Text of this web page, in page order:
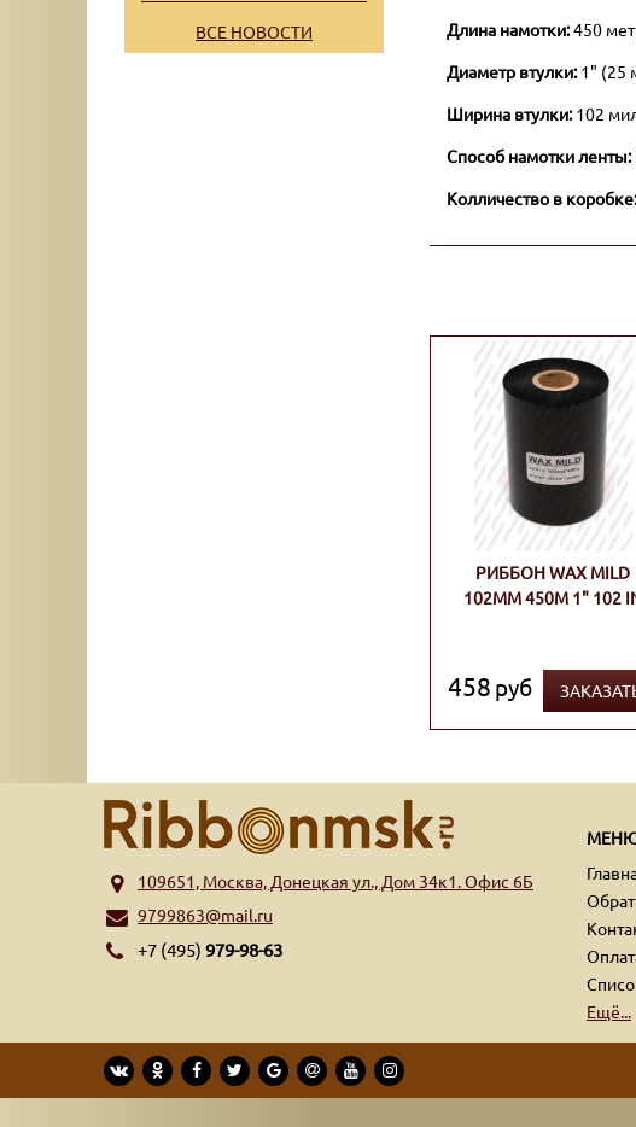
ВСЕ НОВОСТИ
Длина намотки:450
Диаметр втулки:1" (25
Ширина втулки:102
Способ намотки ленты:
Колличество в
РИББОН WAX MILD
102ММ 450М 1" 102
458 руб
109651, Москва, Донецкая ул., Дом 34к1. Офис 6Б
9799863@mail.ru
+7 (495) 979-98-63
Ещё...